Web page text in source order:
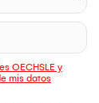
OECHSLE y
mis datos